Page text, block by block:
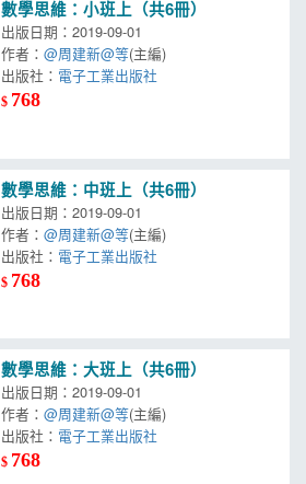
數學思維：小班上（共6冊）
出版日期：2019-09-01
作者：@周建新@等(主編)
出版社： 電子工業出版社
$ 768
數學思維：中班上（共6冊）
出版日期：2019-09-01
作者：@周建新@等(主編)
出版社： 電子工業出版社
$ 768
數學思維：大班上（共6冊）
出版日期：2019-09-01
作者：@周建新@等(主編)
出版社： 電子工業出版社
$ 768